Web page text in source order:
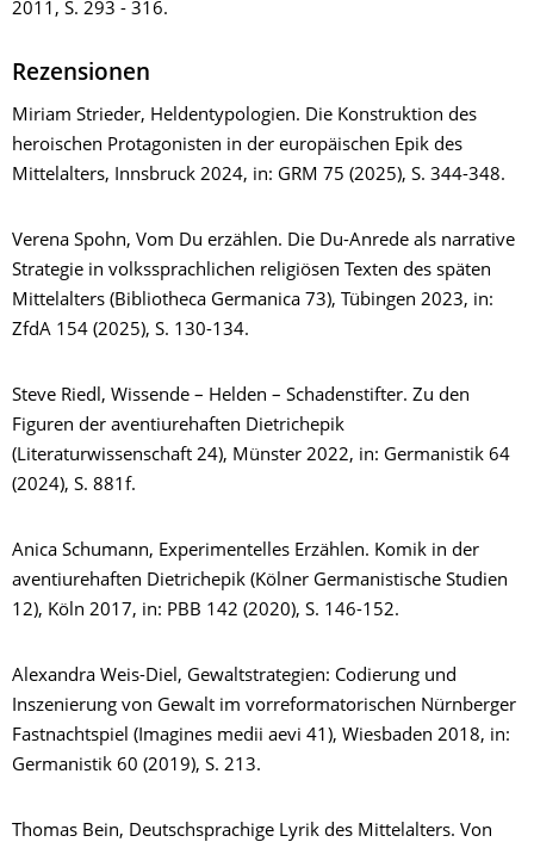
2011, S. 293 - 316.
Rezensionen
Miriam Strieder, Heldentypologien. Die Konstruktion des
heroischen Protagonisten in der europäischen Epik des
Mittelalters, Innsbruck 2024, in: GRM 75 (2025), S. 344-348.
Verena Spohn, Vom Du erzählen. Die Du-Anrede als narrative
Strategie in volkssprachlichen religiösen Texten des späten
Mittelalters (Bibliotheca Germanica 73), Tübingen 2023, in:
ZfdA 154 (2025), S. 130-134.
Steve Riedl, Wissende – Helden – Schadenstifter. Zu den
Figuren der aventiurehaften Dietrichepik
(Literaturwissenschaft 24), Münster 2022, in: Germanistik 64
(2024), S. 881f.
Anica Schumann, Experimentelles Erzählen. Komik in der
aventiurehaften Dietrichepik (Kölner Germanistische Studien
12), Köln 2017, in: PBB 142 (2020), S. 146-152.
Alexandra Weis-Diel, Gewaltstrategien: Codierung und
Inszenierung von Gewalt im vorreformatorischen Nürnberger
Fastnachtspiel (Imagines medii aevi 41), Wiesbaden 2018, in:
Germanistik 60 (2019), S. 213.
Thomas Bein, Deutschsprachige Lyrik des Mittelalters. Von